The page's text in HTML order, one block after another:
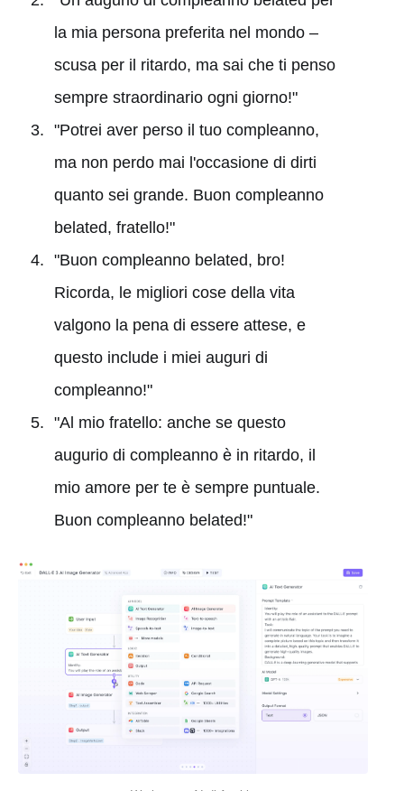
la mia persona preferita nel mondo –
scusa per il ritardo, ma sai che ti penso
sempre straordinario ogni giorno!"
"Potrei aver perso il tuo compleanno,
ma non perdo mai l'occasione di dirti
quanto sei grande. Buon compleanno
belated, fratello!"
"Buon compleanno belated, bro!
Ricorda, le migliori cose della vita
valgono la pena di essere attese, e
questo include i miei auguri di
compleanno!"
"Al mio fratello: anche se questo
augurio di compleanno è in ritardo, il
mio amore per te è sempre puntuale.
Buon compleanno belated!"